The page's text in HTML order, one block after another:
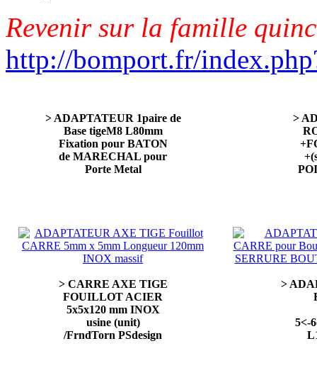
Revenir sur la famille
http://bomport.fr/
> ADAPTATEUR 1paire de
Base tigeM8 L80mm
Fixation pour BATON
de MARECHAL pour
Porte Metal
>
> CARRE AXE TIGE
FOUILLOT ACIER
5x5x120 mm INOX
usine (unit)
/FrndTorn PSdesign
>
5<-